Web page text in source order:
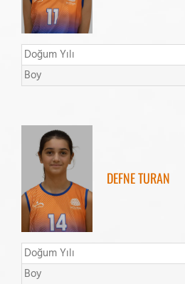
Doğum Yılı
Boy
DEFNE TURAN
Doğum Yılı
Boy